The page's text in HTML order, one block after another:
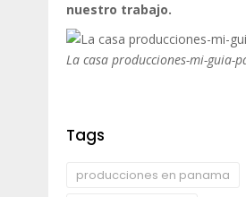
nuestro trabajo.
La casa producciones-mi-guia-
Tags
producciones en panama